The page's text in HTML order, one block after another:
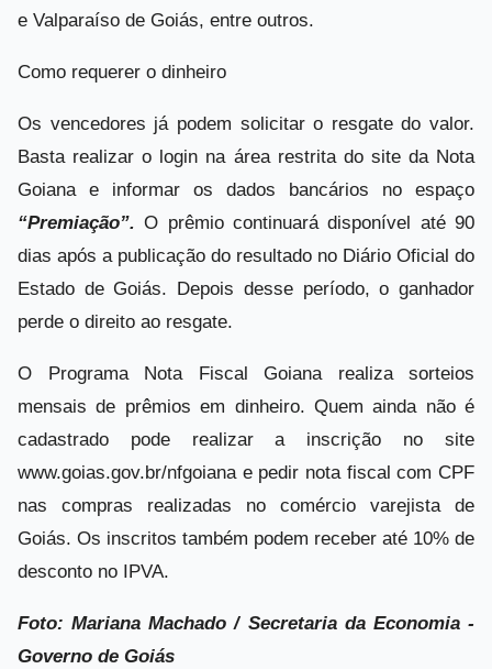
e Valparaíso de Goiás, entre outros.
Como requerer o dinheiro
Os vencedores já podem solicitar o resgate do valor.
Basta realizar o login na área restrita do site da Nota
Goiana e informar os dados bancários no espaço
“Premiação”. O prêmio continuará disponível até 90
dias após a publicação do resultado no Diário Oficial do
Estado de Goiás. Depois desse período, o ganhador
perde o direito ao resgate.
O Programa Nota Fiscal Goiana realiza sorteios
mensais de prêmios em dinheiro. Quem ainda não é
cadastrado pode realizar a inscrição no site
www.goias.gov.br/nfgoiana e pedir nota fiscal com CPF
nas compras realizadas no comércio varejista de
Goiás. Os inscritos também podem receber até 10% de
desconto no IPVA.
Foto: Mariana Machado / Secretaria da Economia -
Governo de Goiás